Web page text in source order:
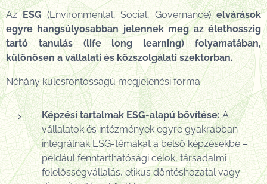
AzESG(Environmental, Social, Governance)elvárások
egyre hangsúlyosabban jelennek meg az élethosszig
tartó tanulás (life long learning) folyamatában,
különösen a vállalati és közszolgálati szektorban.
Néhány kulcsfontosságú megjelenési forma:
Képzési tartalmak ESG-alapú bővítése:A
vállalatok és intézmények egyre gyakrabban
integrálnak ESG-témákat a belső képzésekbe –
például fenntarthatósági célok, társadalmi
felelősségvállalás, etikus döntéshozatal vagy